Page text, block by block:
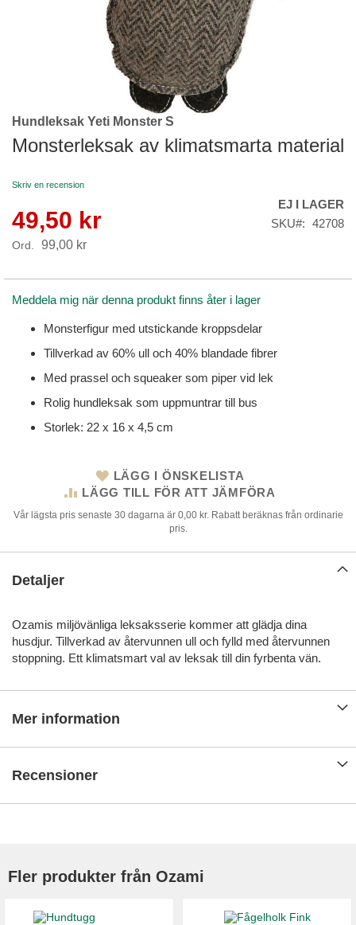
Skip
to
the
of
images
gallery
Hundleksak Yeti Monster S
Monsterleksak av klimatsmarta material
Skriv en recension
Reapris
49,50 kr
Ord. 99,00 kr
EJ I LAGER
SKU
42708
Meddela mig när denna produkt finns åter i lager
Monsterfigur med utstickande kroppsdelar
Tillverkad av 60% ull och 40% blandade fibrer
Med prassel och squeaker som piper vid lek
Rolig hundleksak som uppmuntrar till bus
Storlek: 22 x 16 x 4,5 cm
LÄGG I ÖNSKELISTA
LÄGG TILL FÖR ATT JÄMFÖRA
Vår lägsta pris senaste 30 dagarna är 0,00 kr. Rabatt beräknas från ordinarie
pris.
Detaljer
Ozamis miljövänliga leksaksserie kommer att glädja dina
husdjur. Tillverkad av återvunnen ull och fylld med återvunnen
stoppning. Ett klimatsmart val av leksak till din fyrbenta vän.
Mer information
Recensioner
Fler produkter från Ozami